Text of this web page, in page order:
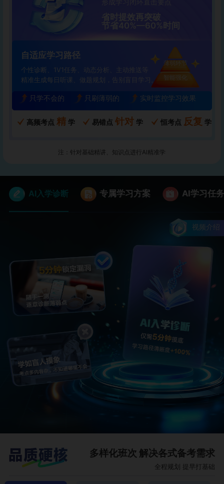
自适应学习路径
个性诊断、1V1任务、动态分析、主动推送等
精准生成每日听课、做题规划，告别盲目学习。
薄弱环节
智能强化
只学不会的 只刷薄弱的 实时监控学习效果
高频考点 精学 易错点针对 学 恒考点 反复 学
注：针对基础精讲、知识点进行Al精准学
AI入学诊断 专属学习方案 AI学习任
视频介绍
多样化班次 解决各式备考需求
全程规划 提早打基础